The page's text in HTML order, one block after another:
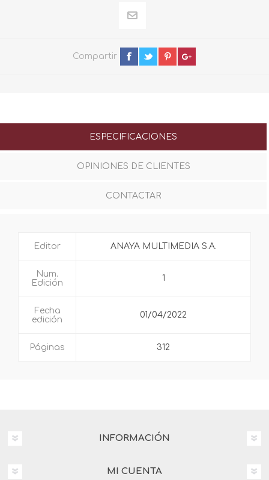
Compartir
ESPECIFICACIONES
OPINIONES DE CLIENTES
CONTACTAR
Editor ANAYA MULTIMEDIA S.A.
Num.
Edición
1
Fecha
edición
01/04/2022
Páginas 312
INFORMACIÓN
MI CUENTA